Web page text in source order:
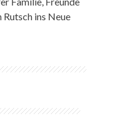
Rutsch ins Neue